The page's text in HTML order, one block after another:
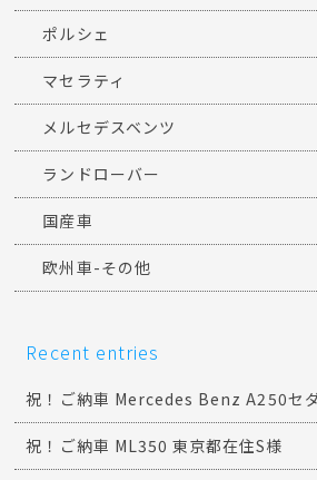
ポルシェ
マセラティ
メルセデスベンツ
ランドローバー
国産車
欧州車-その他
Recent entries
祝！ご納車 Mercedes Benz A250セ
祝！ご納車 ML350 東京都在住S様